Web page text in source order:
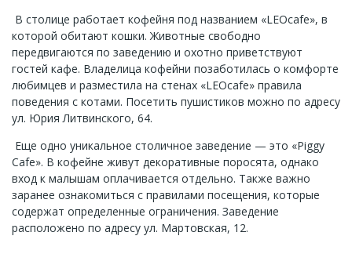
В столице работает кофейня под названием «LEOcafe», в
которой обитают кошки. Животные свободно
передвигаются по заведению и охотно приветствуют
гостей кафе. Владелица кофейни позаботилась о комфорте
любимцев и разместила на стенах «LEOcafe» правила
поведения с котами. Посетить пушистиков можно по адресу
ул. Юрия Литвинского, 64.
Еще одно уникальное столичное заведение — это «Piggy
Cafe». В кофейне живут декоративные поросята, однако
вход к малышам оплачивается отдельно. Также важно
заранее ознакомиться с правилами посещения, которые
содержат определенные ограничения. Заведение
расположено по адресу ул. Мартовская, 12.